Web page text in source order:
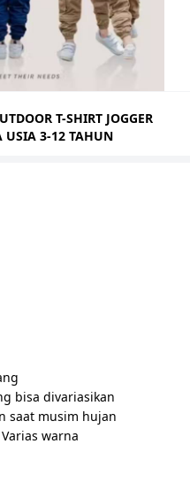
T-SHIRT JOGGER
USIA 3-12 TAHUN
bisa divariasikan
saat musim hujan
warna